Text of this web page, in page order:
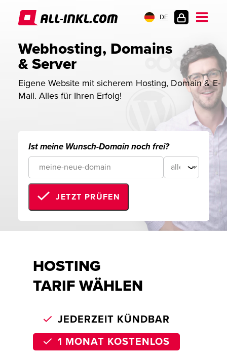
DE
Webhosting, Domains
& Server
Eigene Website mit sicherem Hosting, Domain & E-
Mail. Alles für Ihren Erfolg!
Ist meine Wunsch-Domain noch frei?
JETZT PRÜFEN
HOSTING
TARIF WÄHLEN
JEDERZEIT KÜNDBAR
1 MONAT KOSTENLOS